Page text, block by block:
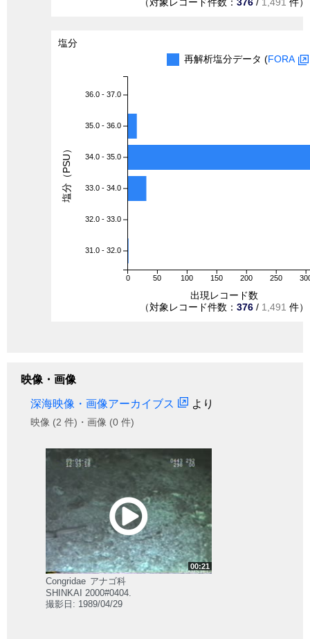
塩分
再解析塩分データ (FORA
0 50 100 150 200 250
36.0 - 37.0
35.0 - 36.0
34.0 - 35.0
33.0 - 34.0
32.0 - 33.0
31.0 - 32.0
出現レコード数
（対象レコード件数： 376 / 1,491 件）
塩分（PSU）
映像・画像
深海映像・画像アーカイブス より
映像 (2 件)・画像 (0 件)
00:21
Congridae アナゴ科
SHINKAI 2000#0404.
撮影日: 1989/04/29